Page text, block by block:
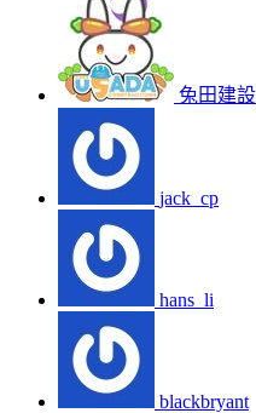
兔田建設
jack_cp
hans_li
blackbryant